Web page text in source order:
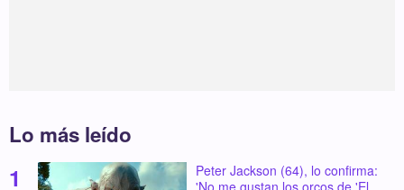
Lo más leído
Peter Jackson (64), lo confirma:
'No me gustan los orcos de 'El